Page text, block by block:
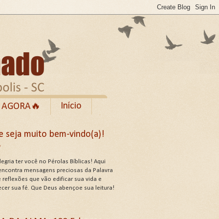
Início
ATRIBUTOS .
seja muito bem-vindo(a)!
ter você no Pérolas Bíblicas! Aqui
mensagens preciosas da Palavra
reflexões que vão edificar sua vida e
sua fé. Que Deus abençoe sua leitura!